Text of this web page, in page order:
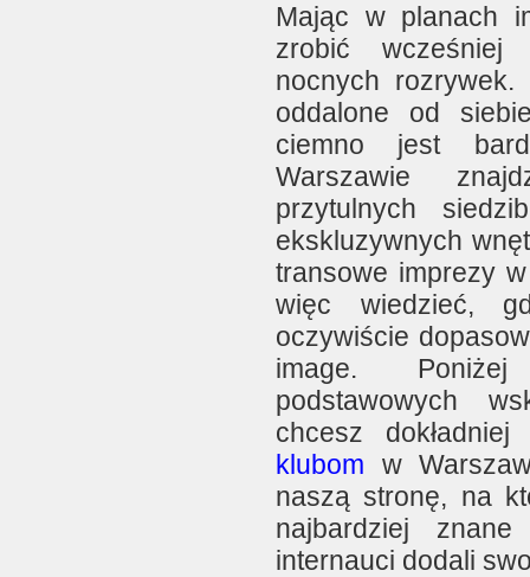
Mając w planach
zrobić wcześniej
nocnych
oddalone od
ciemno jest
Warszawie
przytulnych
ekskluzywnych
transowe imprezy
więc wiedzieć,
oczywiście
image.
podstawowych
chcesz
klubom w
naszą stronę, na
najbardziej
internauci dodali